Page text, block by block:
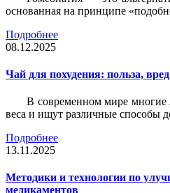
основанная на принципе
Подробнее
08.12.2025
Чай для похудения: польза,
В современном мире
веса и ищут различные способы
Подробнее
13.11.2025
Методики и технологии по
медикаментов